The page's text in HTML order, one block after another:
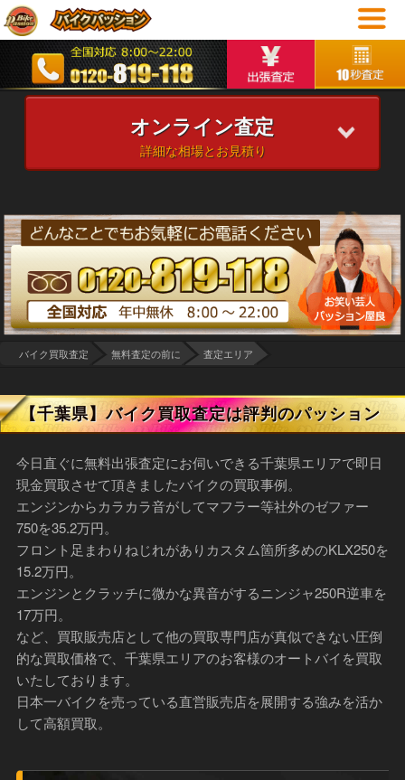
オンライン査定
詳細な相場とお見積り
バイク買取査定 無料査定の前に 査定エリア
【千葉県】バイク買取査定は評判のパッション
今日直ぐに無料出張査定にお伺いできる千葉県エリアで即日
現金買取させて頂きましたバイクの買取事例。
エンジンからカラカラ音がしてマフラー等社外のゼファー
750を35.2万円。
フロント足まわりねじれがありカスタム箇所多めのKLX250を
15.2万円。
エンジンとクラッチに微かな異音がするニンジャ250R逆車を
17万円。
など、買取販売店として他の買取専門店が真似できない圧倒
的な買取価格で、千葉県エリアのお客様のオートバイを買取
いたしております。
日本一バイクを売っている直営販売店を展開する強みを活か
して高額買取。